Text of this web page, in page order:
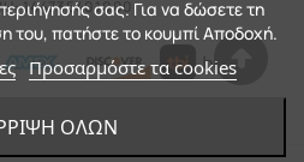
144735401000σας. Για να δώσετε τη
του, πατήστε το κουμπί Αποδοχή.
Προσαρμόστε τα cookies
ΌΛΩΝ
Software